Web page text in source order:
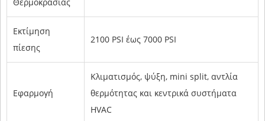
Εκτίμηση
πίεσης
2100 PSI έως 7000 PSI
Εφαρμογή
Κλιματισμός, ψύξη, mini split, αντλία
θερμότητας και κεντρικά συστήματα
HVAC